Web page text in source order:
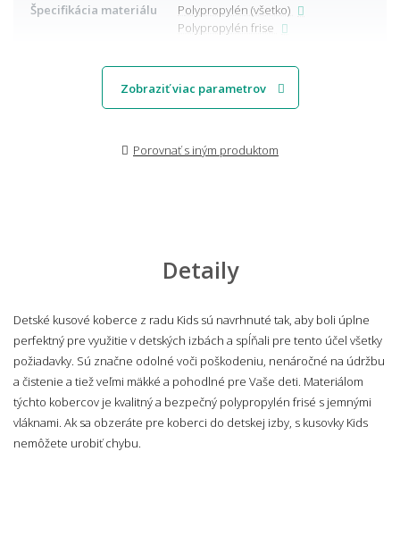
Špecifikácia materiálu
Polypropylén (všetko)
Polypropylén frise
Zobraziť viac parametrov
Porovnať s iným produktom
Detaily
Detské kusové koberce z radu Kids sú navrhnuté tak, aby boli úplne
perfektný pre využitie v detských izbách a spĺňali pre tento účel všetky
požiadavky. Sú značne odolné voči poškodeniu, nenáročné na údržbu
a čistenie a tiež veľmi mäkké a pohodlné pre Vaše deti. Materiálom
týchto kobercov je kvalitný a bezpečný polypropylén frisé s jemnými
vláknami. Ak sa obzeráte pre koberci do detskej izby, s kusovky Kids
nemôžete urobiť chybu.